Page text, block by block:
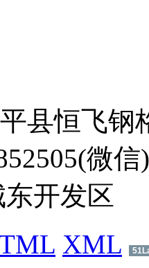
县恒飞钢
微
开发区
XML